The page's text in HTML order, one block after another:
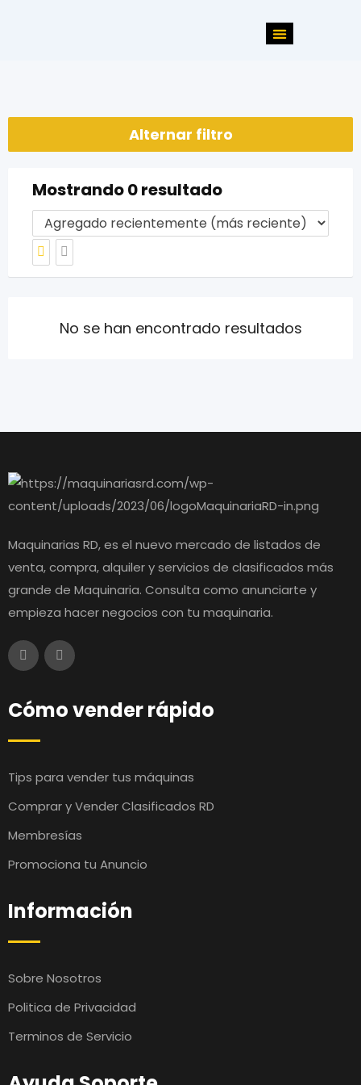
Alternar filtro
Mostrando 0 resultado
No se han encontrado resultados
Maquinarias RD, es el nuevo mercado de listados de
venta, compra, alquiler y servicios de clasificados más
grande de Maquinaria. Consulta como anunciarte y
empieza hacer negocios con tu maquinaria.
Cómo vender rápido
Tips para vender tus máquinas
Comprar y Vender Clasificados RD
Membresías
Promociona tu Anuncio
Información
Sobre Nosotros
Politica de Privacidad
Terminos de Servicio